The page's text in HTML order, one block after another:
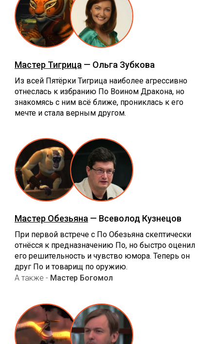
Мастер Тигрица — Ольга Зубкова
Из всей Пятёрки Тигрица наиболее агрессивно
отнеслась к избранию По Воином Дракона, но
знакомясь с ним всё ближе, прониклась к его
мечте и стала верным другом.
Мастер Обезьяна — Всеволод Кузнецов
При первой встрече с По Обезьяна скептически
отнёсся к предназначению По, но быстро оценил
его решительность и чувство юмора. Теперь он
друг По и товарищ по оружию.
А также - Мастер Богомол